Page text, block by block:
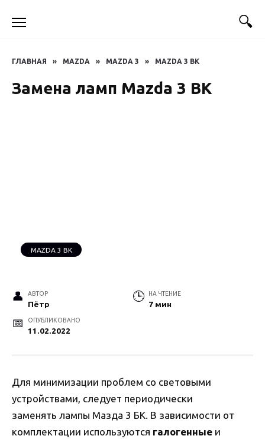
ГЛАВНАЯ » MAZDA » MAZDA 3 » MAZDA 3 BK
Замена ламп Mazda 3 BK
MAZDA 3 BK
АВТОР
Пётр
НА ЧТЕНИЕ
7 мин
ОПУБЛИКОВАНО
11.02.2022
Для минимизации проблем со световыми
устройствами, следует периодически
заменять лампы Мазда 3 БК. В зависимости от
комплектации используются галогенные и